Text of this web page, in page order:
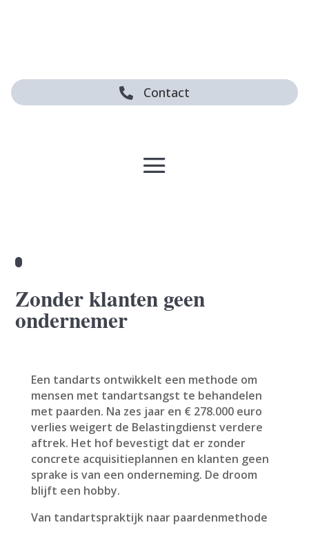
 Contact
Zonder klanten geen
ondernemer
Een tandarts ontwikkelt een methode om
mensen met tandartsangst te behandelen
met paarden. Na zes jaar en € 278.000 euro
verlies weigert de Belastingdienst verdere
aftrek. Het hof bevestigt dat er zonder
concrete acquisitieplannen en klanten geen
sprake is van een onderneming. De droom
blijft een hobby.
Van tandartspraktijk naar paardenmethode